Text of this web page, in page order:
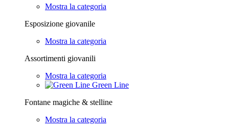
Mostra la categoria
Esposizione giovanile
Mostra la categoria
Assortimenti giovanili
Mostra la categoria
Green Line
Fontane magiche & stelline
Mostra la categoria